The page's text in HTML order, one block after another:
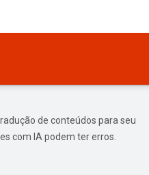
de conteúdos para seu
com IA podem ter erros.